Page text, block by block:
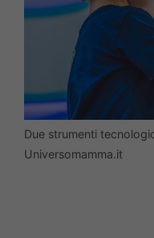
Due strumenti
Universomamma.it